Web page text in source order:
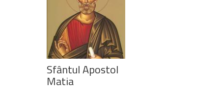
Sfântul Apostol
Matia